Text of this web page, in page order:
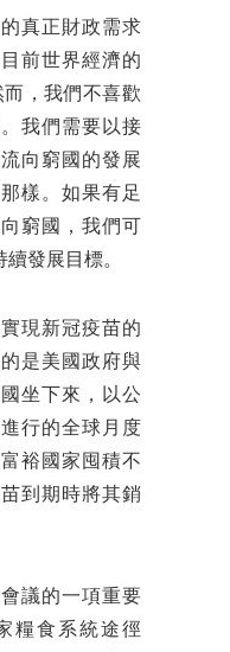
真正財政需求
前世界經濟的
，我們不喜歡
我們需要以接
向窮國的發展
樣。如果有足
窮國，我們可
發展目標。
現新冠疫苗的
是美國政府與
坐下來，以公
行的全球月度
裕國家囤積不
到期時將其銷
議的一項重要
糧食系統途徑